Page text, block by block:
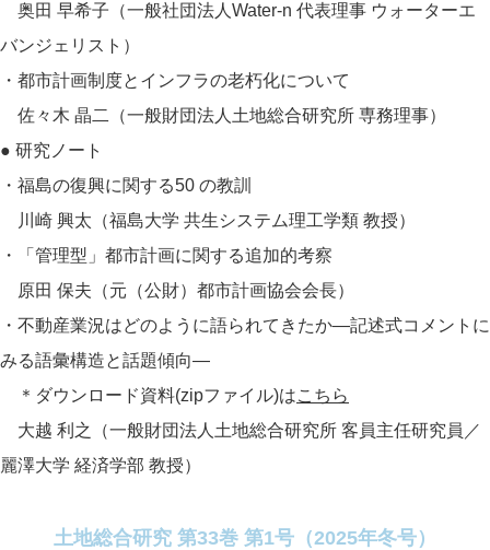
奥田 早希子（一般社団法人Water-n 代表理事 ウォーターエ
バンジェリスト）
・都市計画制度とインフラの老朽化について
佐々木 晶二（一般財団法人土地総合研究所 専務理事）
● 研究ノート
・福島の復興に関する50 の教訓
川崎 興太（福島大学 共生システム理工学類 教授）
・「管理型」都市計画に関する追加的考察
原田 保夫（元（公財）都市計画協会会長）
・不動産業況はどのように語られてきたか―記述式コメントに
みる語彙構造と話題傾向―
＊ダウンロード資料(zipファイル)はこちら
大越 利之（一般財団法人土地総合研究所 客員主任研究員／
麗澤大学 経済学部 教授）
土地総合研究 第33巻 第1号（2025年冬号）